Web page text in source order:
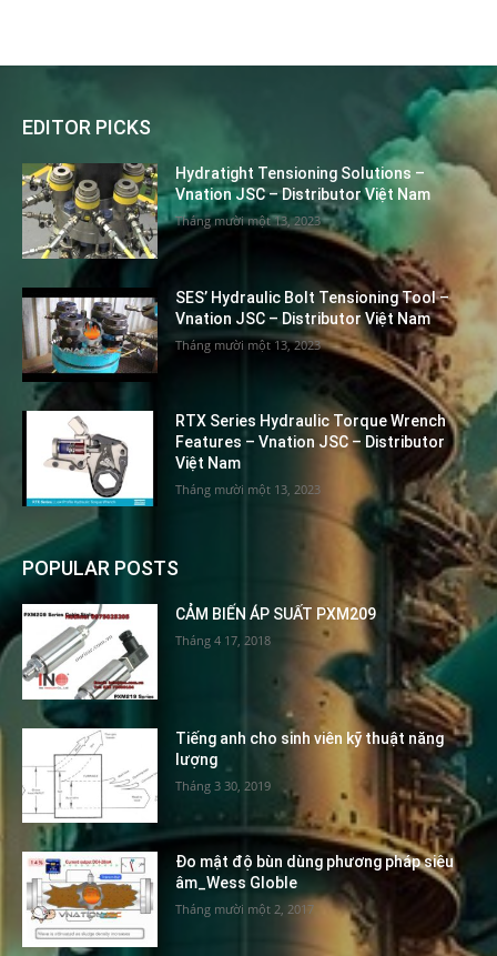
EDITOR PICKS
Hydratight Tensioning Solutions –
Vnation JSC – Distributor Việt Nam
Tháng mười một 13, 2023
SES’ Hydraulic Bolt Tensioning Tool –
Vnation JSC – Distributor Việt Nam
Tháng mười một 13, 2023
RTX Series Hydraulic Torque Wrench
Features – Vnation JSC – Distributor
Việt Nam
Tháng mười một 13, 2023
POPULAR POSTS
CẢM BIẾN ÁP SUẤT PXM209
Tháng 4 17, 2018
Tiếng anh cho sinh viên kỹ thuật năng
lượng
Tháng 3 30, 2019
Đo mật độ bùn dùng phương pháp siêu
âm_Wess Globle
Tháng mười một 2, 2017